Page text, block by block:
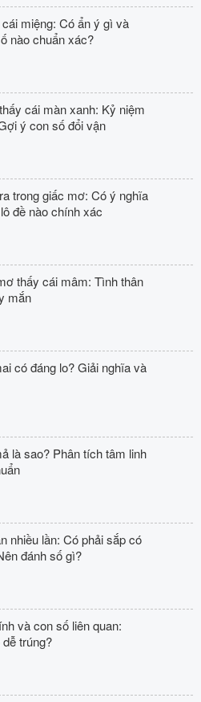
miệng: Có ẩn ý gì và
nào chuẩn xác?
cái màn xanh: Kỷ niệm
ý con số đổi vận
trong giấc mơ: Có ý nghĩa
đề nào chính xác
thấy cái mâm: Tình thân
mắn
có đáng lo? Giải nghĩa và
là sao? Phân tích tâm linh
nhiều lần: Có phải sắp có
đánh số gì?
và con số liên quan:
trúng?